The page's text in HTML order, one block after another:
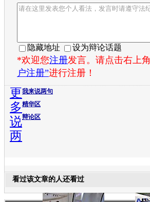
隐藏地址 设为辩论话题
*欢迎您注册发言。请点击右上角
户注册”进行注册！
我来说两句
精华区
辩论区
更
多
说
两
看过该文章的人还看过